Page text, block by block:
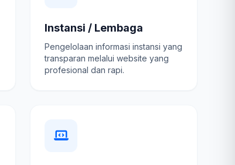
Instansi / Lembaga
Pengelolaan informasi instansi yang
transparan melalui website yang
profesional dan rapi.